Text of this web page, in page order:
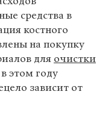
средства в
костного
на покупку
для очистки
этом году
зависит от